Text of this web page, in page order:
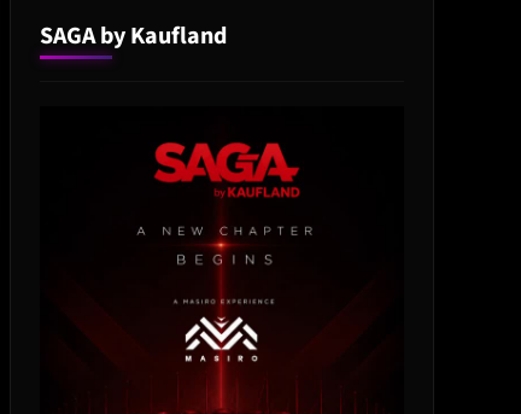
SAGA by Kaufland